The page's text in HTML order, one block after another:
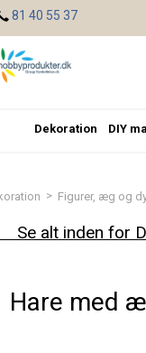
> Figurer, æg og
Se alt inden for
Hare med
81 40 55 37
Dekoration DIY